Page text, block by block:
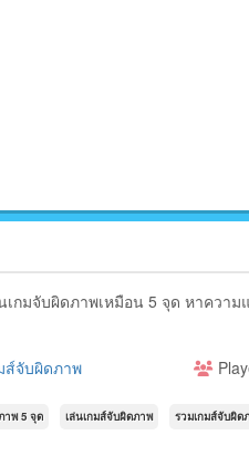
เกมจับผิดภาพเหมือน 5 จุด หาควา
ส์จับผิดภาพ
าพ 5 จุด เล่นเกมส์จับผิดภาพ รวมเกมส์จับผิด